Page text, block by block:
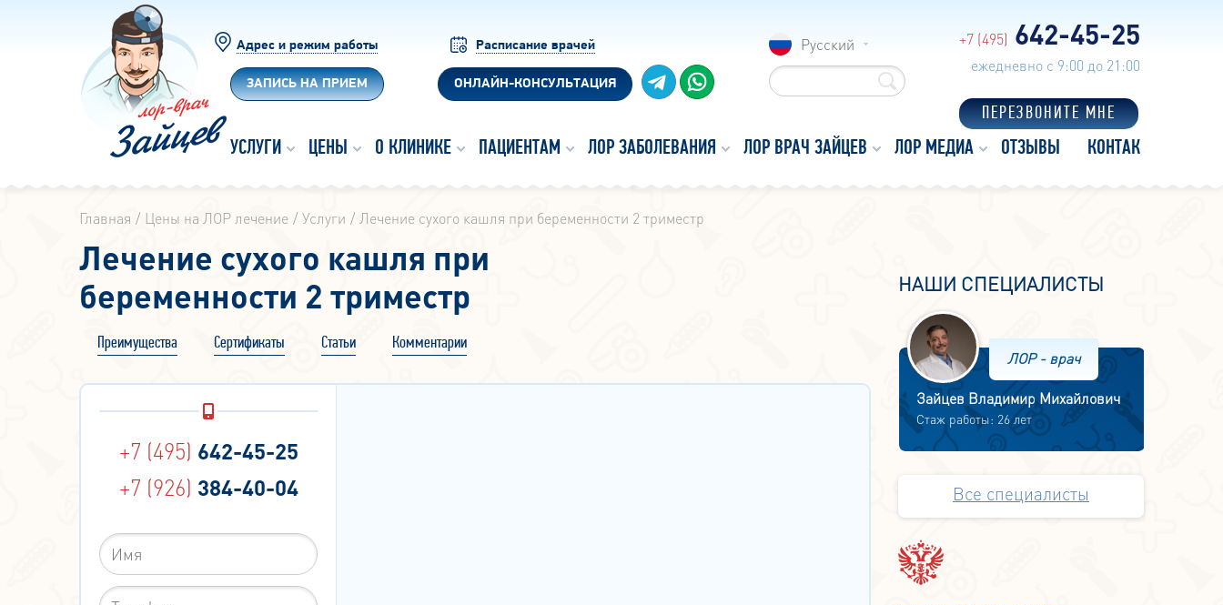
Адрес и режим работы
ЗАПИСЬ НА ПРИЕМ
Расписание врачей
ОНЛАЙН-КОНСУЛЬТАЦИЯ
Русский +7 (495) 642-45-25
ежедневно с 9:00 до 21:00
ПЕРЕЗВОНИТЕ МНЕ
УСЛУГИ ЦЕНЫ О КЛИНИКЕ ПАЦИЕНТАМ ЛОР ЗАБОЛЕВАНИЯ ЛОР ВРАЧ ЗАЙЦЕВ ЛОР МЕДИА ОТЗЫВЫ КОНТАКТЫ
Главная Цены на ЛОР лечение Услуги Лечение сухого кашля при беременности 2 триместр
Лечение сухого кашля при
беременности 2 триместр
Преимущества Сертификаты Статьи Комментарии
+7 (495) 642-45-25
+7 (926) 384-40-04
НАШИ СПЕЦИАЛИСТЫ
ЛОР - врач
Зайцев Владимир Михайлович
Стаж работы: 26 лет
Все специалисты